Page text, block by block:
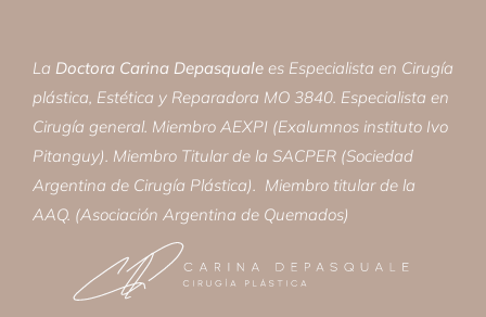
La Doctora Carina Depasquale es Especialista en Cirugía
plástica, Estética y Reparadora MO 3840. Especialista en
Cirugía general. Miembro AEXPI (Exalumnos instituto Ivo
Pitanguy). Miembro Titular de la SACPER (Sociedad
Argentina de Cirugía Plástica). Miembro titular de la
AAQ. (Asociación Argentina de Quemados)